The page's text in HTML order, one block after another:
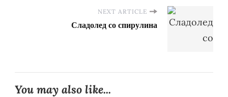
NEXT ARTICLE
Сладолед со спирулина
You may also like...